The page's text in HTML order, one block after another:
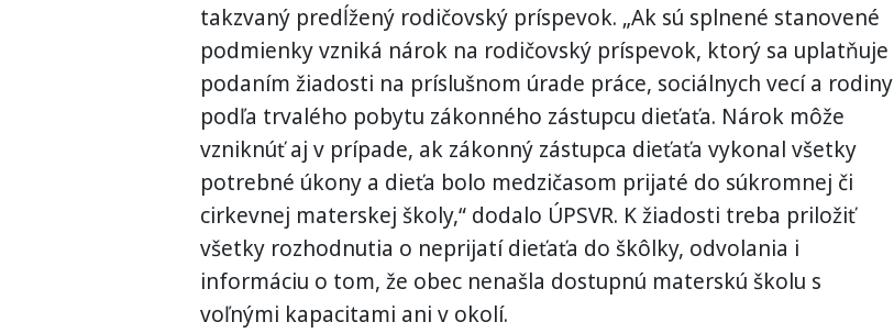
takzvaný predĺžený rodičovský príspevok. „Ak sú splnené stanovené
podmienky vzniká nárok na rodičovský príspevok, ktorý sa uplatňuje
podaním žiadosti na príslušnom úrade práce, sociálnych vecí a rodiny
podľa trvalého pobytu zákonného zástupcu dieťaťa. Nárok môže
vzniknúť aj v prípade, ak zákonný zástupca dieťaťa vykonal všetky
potrebné úkony a dieťa bolo medzičasom prijaté do súkromnej či
cirkevnej materskej školy,“ dodalo ÚPSVR. K žiadosti treba priložiť
všetky rozhodnutia o neprijatí dieťaťa do škôlky, odvolania i
informáciu o tom, že obec nenašla dostupnú materskú školu s
voľnými kapacitami ani v okolí.